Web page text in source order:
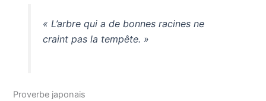
« L’arbre qui a de bonnes racines ne
craint pas la tempête. »
Proverbe japonais